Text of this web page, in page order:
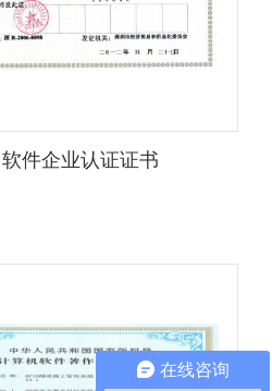
软件企业认证证书
在线咨询